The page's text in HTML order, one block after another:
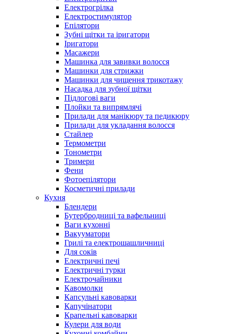
Електрогрілка
Електростимулятор
Епілятори
Зубні щітки та іригатори
Іригатори
Масажери
Машинка для завивки волосся
Машинки для стрижки
Машинки для чищення трикотажу
Насадка для зубної щітки
Підлогові ваги
Плойки та випрямлячі
Прилади для манікюру та педикюру
Прилади для укладання волосся
Стайлер
Термометри
Тонометри
Тримери
Фени
Фотоепілятори
Косметичні прилади
Кухня
Блендери
Бутербродниці та вафельниці
Ваги кухонні
Вакууматори
Грилі та електрошашличниці
Для соків
Електричні печі
Електричні турки
Електрочайники
Кавомолки
Капсульні кавоварки
Капучінатори
Крапельні кавоварки
Кулери для води